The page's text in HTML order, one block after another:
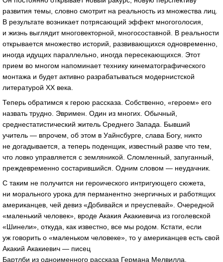
развития темы, словно смотрит на реальность из множества лиц.
В результате возникает потрясающий эффект многоголосия,
и жизнь выглядит многовекторной, многосоставной. В реальности
открывается множество историй, развивающихся одновременно,
иногда идущих параллельно, иногда пересекающихся. Этот
прием во многом напоминает технику кинематографического
монтажа и будет активно разрабатываться модернистской
литературой ХХ века.
Теперь обратимся к герою рассказа. Собственно, «героем» его
назвать трудно. Эвримен. Один из многих. Обычный,
среднестатистический житель Среднего Запада. Бывший
учитель — впрочем, об этом в Уайнсбурге, слава Богу, никто
не догадывается, а теперь поденщик, известный разве что тем,
что ловко управляется с земляникой. Сломленный, запуганный,
преждевременно состарившийся. Одним словом — неудачник.
С таким не получится ни героического интригующего сюжета,
ни морального урока для перманентно энергичных и работящих
американцев, чей девиз «Добивайся и преуспевай». Очередной
«маленький человек», вроде Акакия Акакиевича из гоголевской
«Шинели», откуда, как известно, все мы родом. Кстати, если
уж говорить о «маленьком человеке», то у американцев есть свой
Акакий Акакиевич — писец
Бартлби из одноименного рассказа Германа Мелвилла.